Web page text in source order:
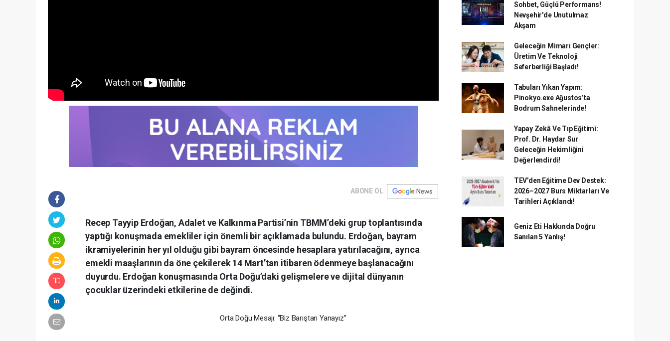
ABONE OL
Recep Tayyip Erdoğan, Adalet ve Kalkınma Partisi’nin TBMM’deki grup toplantısında
yaptığı konuşmada emekliler için önemli bir açıklamada bulundu. Erdoğan, bayram
ikramiyelerinin her yıl olduğu gibi bayram öncesinde hesaplara yatırılacağını, ayrıca
emekli maaşlarının da öne çekilerek 14 Mart’tan itibaren ödenmeye başlanacağını
duyurdu. Erdoğan konuşmasında Orta Doğu’daki gelişmelere ve dijital dünyanın
çocuklar üzerindeki etkilerine de değindi.
Orta Doğu Mesajı: “Biz Barıştan Yanayız”
Sohbet, Güçlü Performans!
Nevşehir'de Unutulmaz
Akşam
Geleceğin Mimarı Gençler:
Üretim Ve Teknoloji
Seferberliği Başladı!
Tabuları Yıkan Yapım:
Pinokyo.exe Ağustos’ta
Bodrum Sahnelerinde!
Yapay Zekâ Ve Tıp Eğitimi:
Prof. Dr. Haydar Sur
Geleceğin Hekimliğini
Değerlendirdi!
TEV’den Eğitime Dev Destek:
2026–2027 Burs Miktarları Ve
Tarihleri Açıklandı!
Geniz Eti Hakkında Doğru
Sanılan 5 Yanlış!